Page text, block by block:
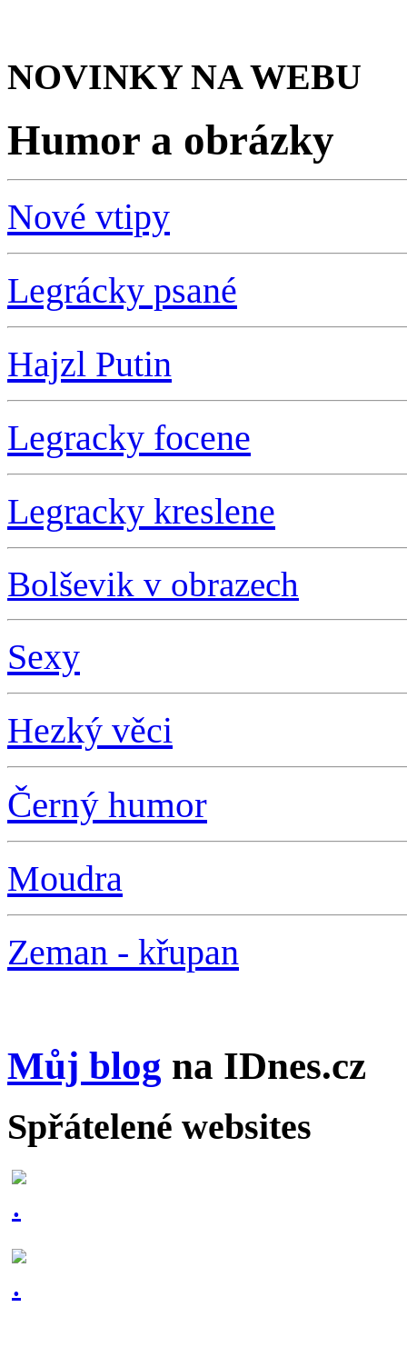
NOVINKY NA WEBU
Humor a obrázky
Nové vtipy
Legrácky psané
Hajzl Putin
Legracky focene
Legracky kreslene
Bolševik v obrazech
Sexy
Hezký věci
Černý humor
Moudra
Zeman - křupan
Můj blog na IDnes.cz
Spřátelené websites